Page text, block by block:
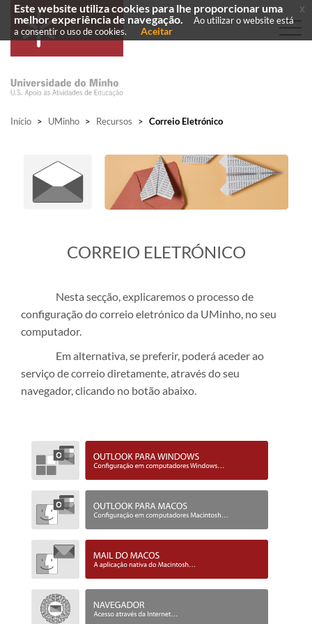
Início > UMinho > Recursos > Correio Eletrónico
​CORREIO ELETRÓNICO
Nesta secção, explicaremos o processo de
configuração do correio eletrónico da UMinho, no seu
computador.
Em alternativa, se preferir, poderá aceder ao
serviço de correio diretamente, através do seu
navegador, clicando no botão abaixo.
Este website utiliza cookies para lhe proporcionar uma
melhor experiência de navegação.
Ao utilizar o website está
a consentir o uso de cookies.
Aceitar
x